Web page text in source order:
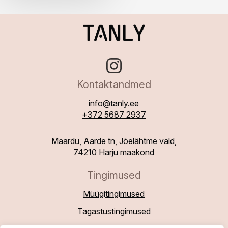
Kontaktandmed
info@tanly.ee
+372 5687 2937
Maardu, Aarde tn, Jõelähtme vald,
74210 Harju maakond
Tingimused
Müügitingimused
Tagastustingimused